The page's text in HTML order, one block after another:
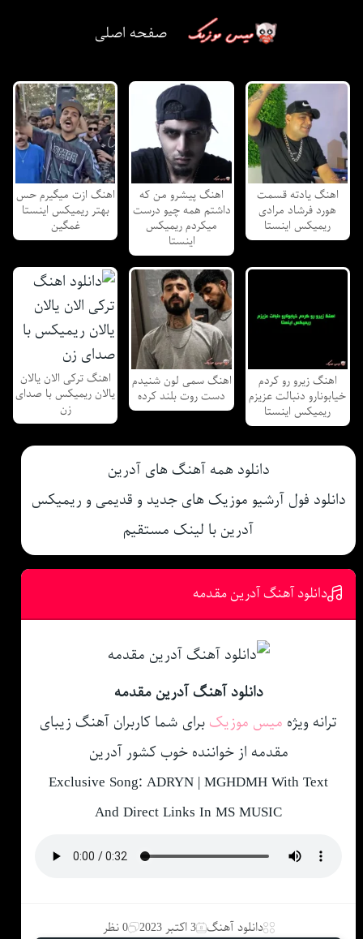
صفحه اصلی
اهنگ یادته قسمت
هورد فرشاد مرادی
ریمیکس اینستا
اهنگ پیشرو من که
داشتم همه چیو درست
میکردم ریمیکس
اینستا
اهنگ ازت میگیرم حس
بهتر ریمیکس اینستا
غمگین
اهنگ زیرو رو کردم
خیابونارو دنبالت عزیزم
ریمیکس اینستا
اهنگ سمی لون شنیدم
دست روت بلند کرده
اهنگ ترکی الان یالان
یالان ریمیکس با صدای
زن
دانلود همه آهنگ های آدرین
دانلود فول آرشیو موزیک های جدید و قدیمی و ریمیکس
آدرین با لینک مستقیم
دانلود آهنگ آدرین مقدمه
دانلود آهنگ آدرین مقدمه
ترانه ویژه میس موزیک برای شما کاربران آهنگ زیبای
مقدمه از خواننده خوب کشور آدرین
Exclusive Song: ADRYN | MGHDMH With Text
And Direct Links In MS MUSIC
دانلود آهنگ 3 اکتبر 2023 0 نظر